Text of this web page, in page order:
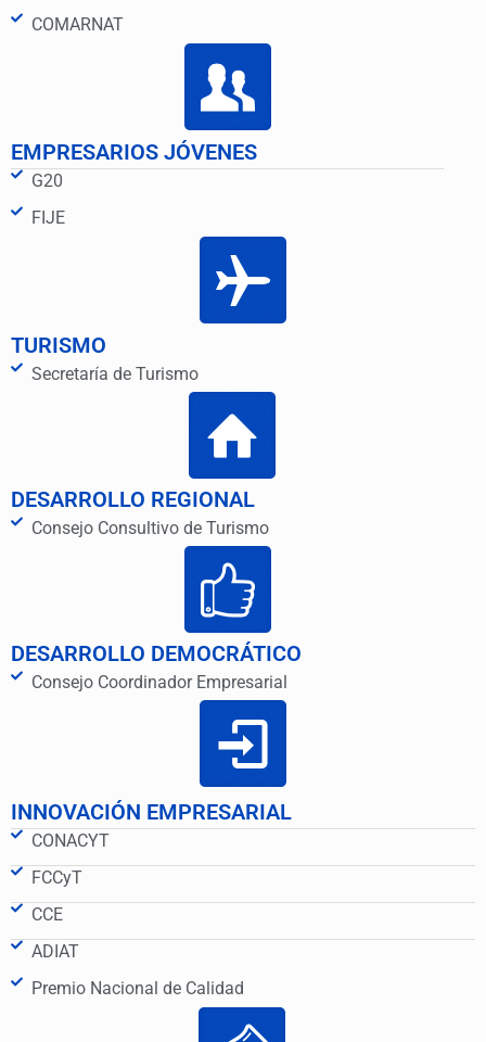
COMARNAT
EMPRESARIOS JÓVENES
G20
FIJE
TURISMO
Secretaría de Turismo
DESARROLLO REGIONAL
Consejo Consultivo de Turismo
DESARROLLO DEMOCRÁTICO
Consejo Coordinador Empresarial
INNOVACIÓN EMPRESARIAL
CONACYT
FCCyT
CCE
ADIAT
Premio Nacional de Calidad